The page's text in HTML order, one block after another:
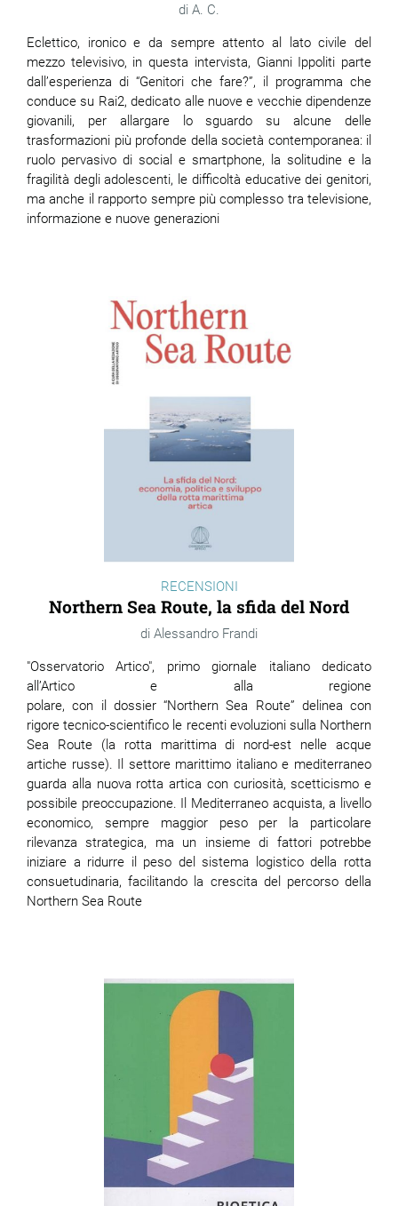
A. C.
Eclettico, ironico e da sempre attento al lato civile del
mezzo televisivo, in questa intervista, Gianni Ippoliti parte
dall’esperienza di “Genitori che fare?”, il programma che
conduce su Rai2, dedicato alle nuove e vecchie dipendenze
giovanili, per allargare lo sguardo su alcune delle
trasformazioni più profonde della società contemporanea: il
ruolo pervasivo di social e smartphone, la solitudine e la
fragilità degli adolescenti, le difficoltà educative dei genitori,
ma anche il rapporto sempre più complesso tra televisione,
informazione e nuove generazioni
RECENSIONI
Northern Sea Route, la sfida del Nord
Alessandro Frandi
"Osservatorio Artico", primo giornale italiano dedicato
all’Artico e alla regione
polare, con il dossier “Northern Sea Route” delinea con
rigore tecnico-scientifico le recenti evoluzioni sulla Northern
Sea Route (la rotta marittima di nord-est nelle acque
artiche russe). Il settore marittimo italiano e mediterraneo
guarda alla nuova rotta artica con curiosità, scetticismo e
possibile preoccupazione. Il Mediterraneo acquista, a livello
economico, sempre maggior peso per la particolare
rilevanza strategica, ma un insieme di fattori potrebbe
iniziare a ridurre il peso del sistema logistico della rotta
consuetudinaria, facilitando la crescita del percorso della
Northern Sea Route